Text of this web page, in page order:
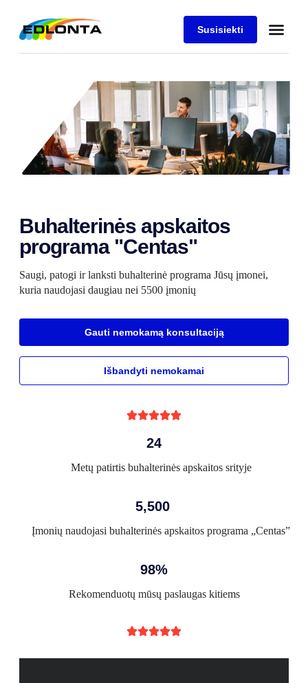
Susisiekti
Išbandyti nemokamai
Gauti nemokamą konsultaciją
Saugi, patogi ir lanksti buhalterinė programa Jūsų įmonei,
kuria naudojasi daugiau nei 5500 įmonių
Buhalterinės apskaitos
programa "Centas"

24
Metų patirtis buhalterinės apskaitos srityje
5,500
Įmonių naudojasi buhalterinės apskaitos programa „Centas”
98%
Rekomenduotų mūsų paslaugas kitiems
